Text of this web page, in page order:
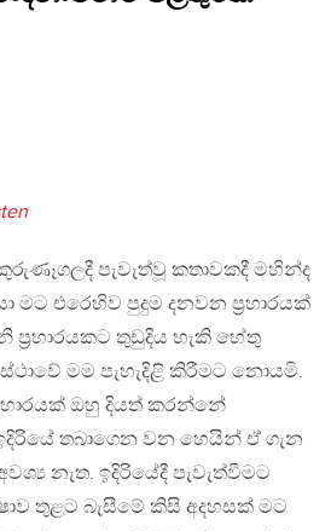
පැවැත්වූ කතාවකදී මහින්ද
මට එරෙහිව පුදුම දනවන ප‍්‍රහාරයක්
ප‍්‍රහාරයකට තුඩුදිය හැකි හේතු
මම පැහැදිළි කිරීමට නොයමි.
ඔහු දියත් කරන්නේ
තබාගෙන වන හෙයින් ඒ ගැන
නැත. ඉදිරියේදී පැවැත්වීමට
තුළට බැසීමේ කිසි අදහසක් මට